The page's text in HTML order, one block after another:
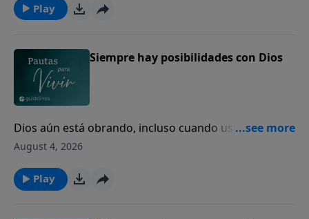
Play
Siempre hay posibilidades con Dios
Dios aún está obrando, incluso cuando usted no
puede ver el final.
August 4, 2026
Play